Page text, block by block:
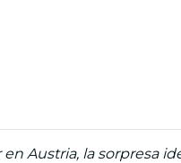
Austria, la sorpresa